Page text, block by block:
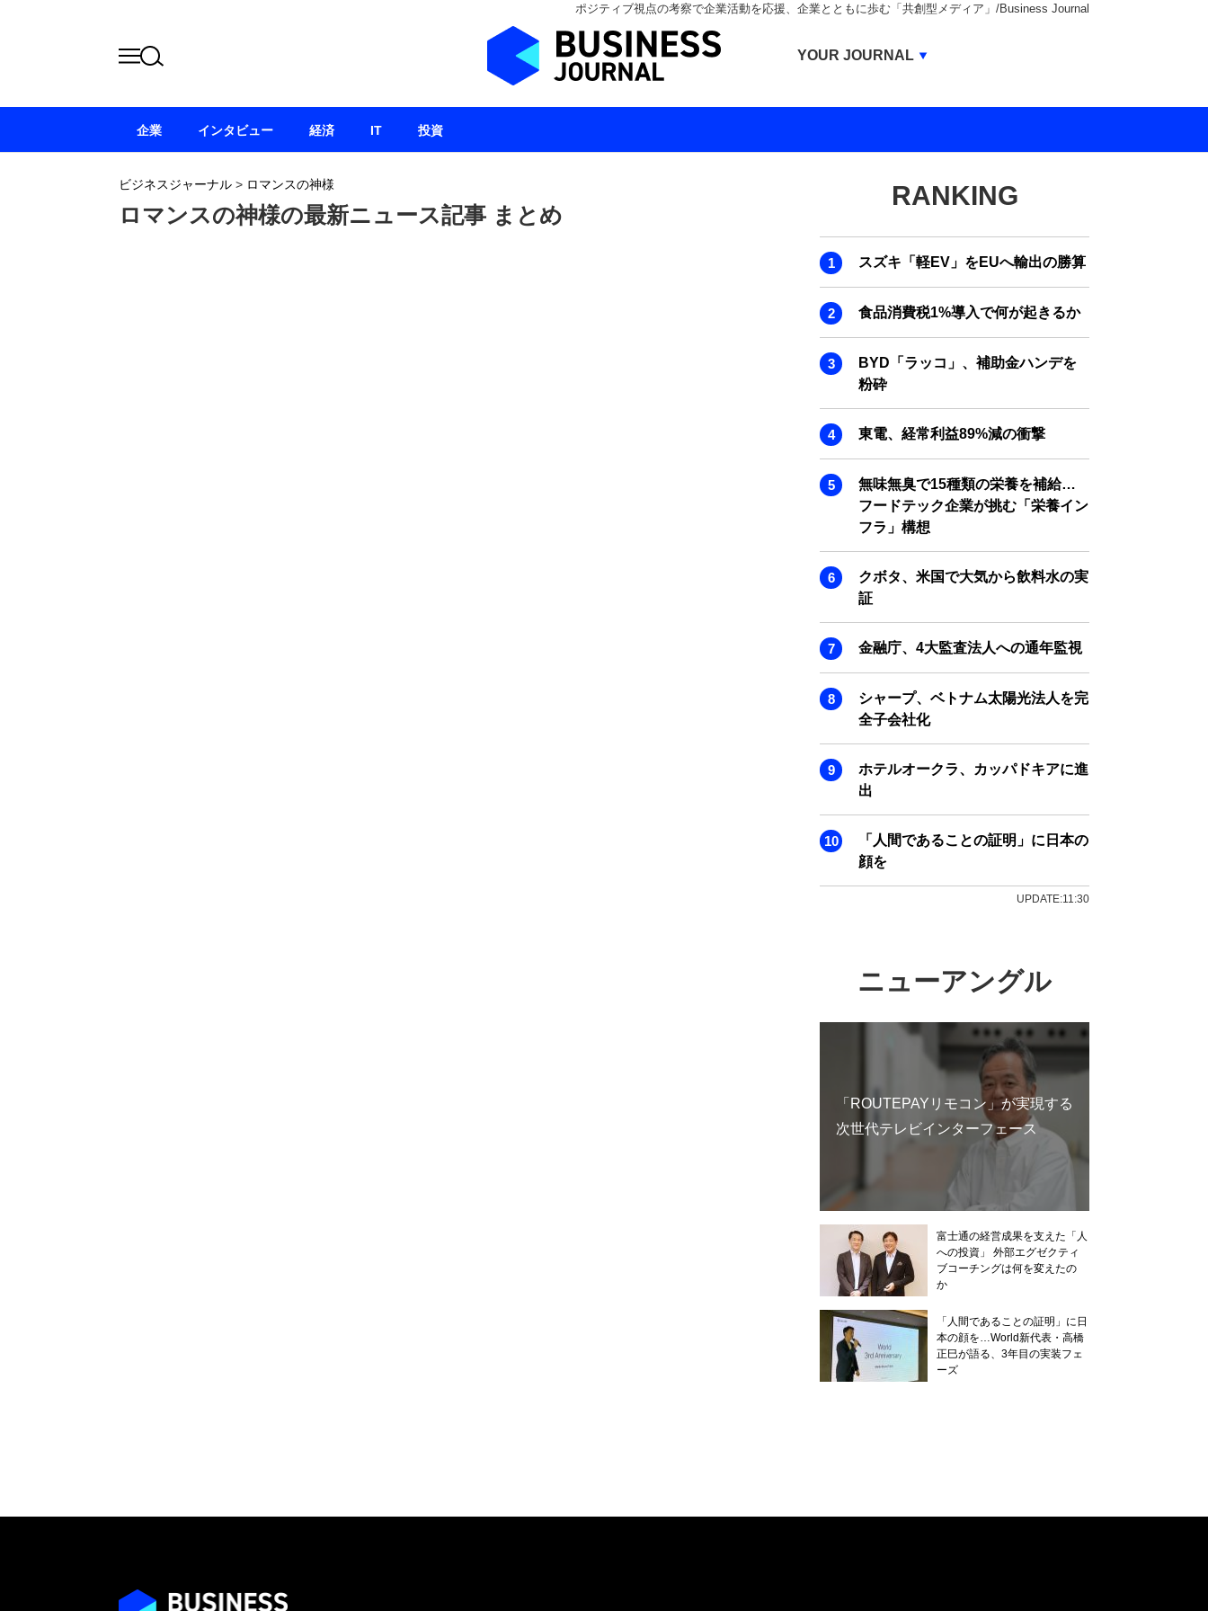
ポジティブ視点の考察で企業活動を応援、企業とともに歩む「共創型メディア」/Business Journal
ビジネスジャーナル > ロマンスの神様
ロマンスの神様の最新ニュース記事 まとめ
RANKING
スズキ「軽EV」をEUへ輸出の勝算
食品消費税1%導入で何が起きるか
BYD「ラッコ」、補助金ハンデを
粉砕
東電、経常利益89%減の衝撃
無味無臭で15種類の栄養を補給…
フードテック企業が挑む「栄養イン
フラ」構想
クボタ、米国で大気から飲料水の実
証
金融庁、4大監査法人への通年監視
シャープ、ベトナム太陽光法人を完
全子会社化
ホテルオークラ、カッパドキアに進
出
「人間であることの証明」に日本の
顔を
UPDATE:11:30
ニューアングル
「ROUTEPAYリモコン」が実現する
次世代テレビインターフェース
富士通の経営成果を支えた「人
への投資」 外部エグゼクティ
ブコーチングは何を変えたの
か
「人間であることの証明」に日
本の顔を…World新代表・高橋
正巳が語る、3年目の実装フェ
ーズ
企業 インタビュー 経済 IT 投資
YOUR JOURNAL
BUSINESS JOURNAL
IVS JOURNAL
ENERGY MANAGEMENT JOURNAL
INBOUND JOURNAL
LIFE ENDING JOURNAL
AI JOURNAL
REAL ESTATE BROKERAGE JOURNAL
SMART MARKETING JOURNAL
BPaaS JOURNAL
ADOPTABLE DOG JOURNAL